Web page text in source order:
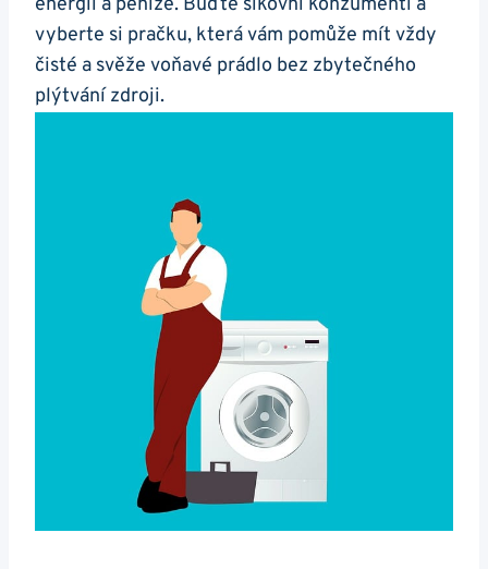
vyberte ⁢si pračku, která vám pomůže mít vždy
čisté a svěže voňavé prádlo bez zbytečného
plýtvání zdroji.